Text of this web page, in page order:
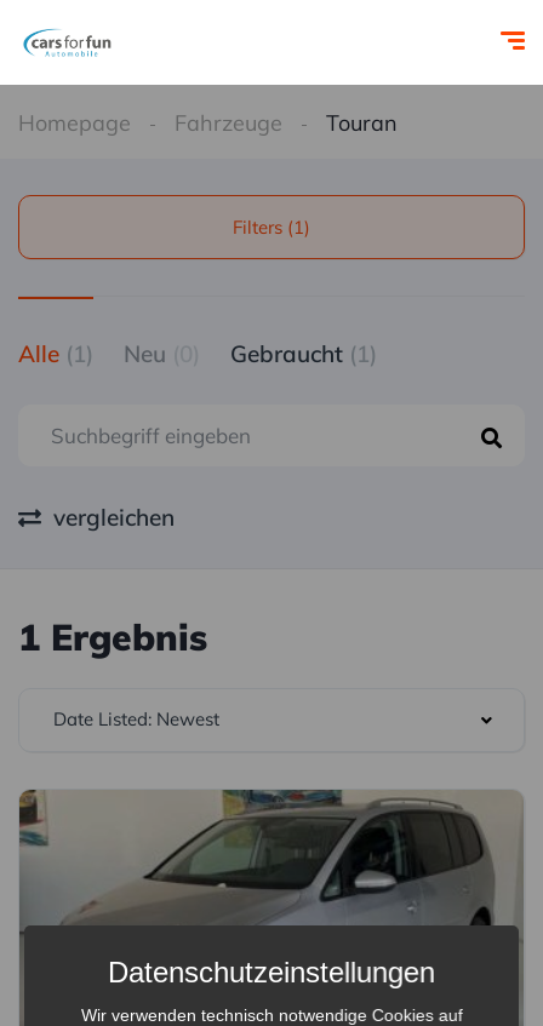
Homepage Fahrzeuge Touran
Filters (1)
Alle (1) Neu Gebraucht (1)
vergleichen
1 Ergebnis
Date Listed: Newest
Datenschutzeinstellungen
Wir verwenden technisch notwendige Cookies auf